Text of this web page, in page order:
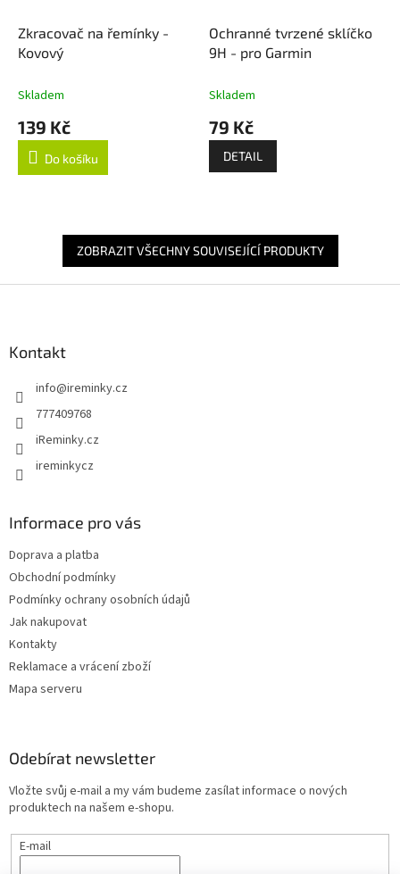
Zkracovač na řemínky -
Kovový
Skladem
139 Kč
Do košíku
Ochranné tvrzené sklíčko
9H - pro Garmin
Skladem
79 Kč
DETAIL
ZOBRAZIT VŠECHNY SOUVISEJÍCÍ PRODUKTY
Kontakt
info@ireminky.cz
777409768
iReminky.cz
ireminkycz
Informace pro vás
Doprava a platba
Obchodní podmínky
Podmínky ochrany osobních údajů
Jak nakupovat
Kontakty
Reklamace a vrácení zboží
Mapa serveru
Odebírat newsletter
Vložte svůj e-mail a my vám budeme zasílat informace o nových
produktech na našem e-shopu.
E-mail